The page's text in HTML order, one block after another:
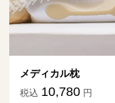
メディカル枕
税込 10,780 円